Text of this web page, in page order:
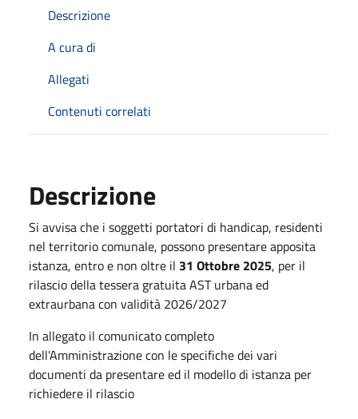
Descrizione
A cura di
Allegati
Contenuti correlati
Descrizione
Si avvisa che i soggetti portatori di handicap, residenti
nel territorio comunale, possono presentare apposita
istanza, entro e non oltre il 31 Ottobre 2025, per il
rilascio della tessera gratuita AST urbana ed
extraurbana con validità 2026/2027
In allegato il comunicato completo
dell'Amministrazione con le specifiche dei vari
documenti da presentare ed il modello di istanza per
richiedere il rilascio